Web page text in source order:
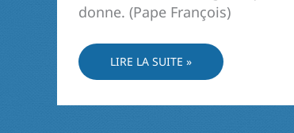
donne. (Pape François)
LA
BEAUTÉ
DE
LIRE LA SUITE »